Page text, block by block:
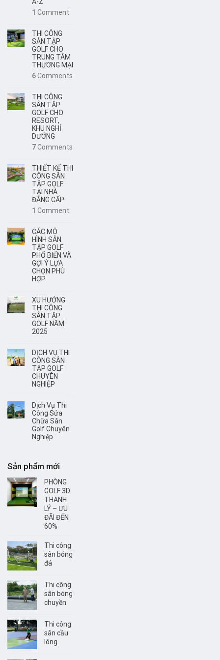
1 Comment
THI CÔNG
SÂN TẬP
GOLF CHO
TRUNG TÂM
THƯƠNG MẠI
6Comments
THI CÔNG
SÂN TẬP
GOLF CHO
RESORT,
KHU NGHỈ
DƯỠNG
7Comments
THIẾT KẾ THI
CÔNG SÂN
TẬP GOLF
TẠI NHÀ
ĐẲNG CẤP
1 Comment
CÁC MÔ
HÌNH SÂN
TẬP GOLF
PHỔ BIẾN VÀ
GỢI Ý LỰA
CHỌN PHÙ
HỢP
XU HƯỚNG
THI CÔNG
SÂN TẬP
GOLF NĂM
2025
DỊCH VỤ THI
CÔNG SÂN
TẬP GOLF
CHUYÊN
NGHIỆP
Dịch Vụ Thi
Công Sửa
Chữa Sân
Golf Chuyên
Nghiệp
Sản phẩm mới
PHÒNG
GOLF 3D
THANH
LÝ – ƯU
ĐÃI ĐẾN
60%
Thi công
sân bóng
đá
Thi công
sân bóng
chuyền
Thi công
sân cầu
lông